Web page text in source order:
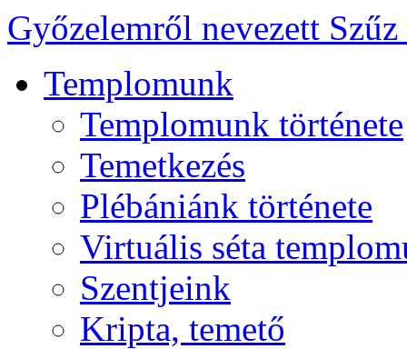
Győzelemről nevezett
Templomunk
Templomunk története
Temetkezés
Plébániánk története
Virtuális séta
Szentjeink
Kripta, temető